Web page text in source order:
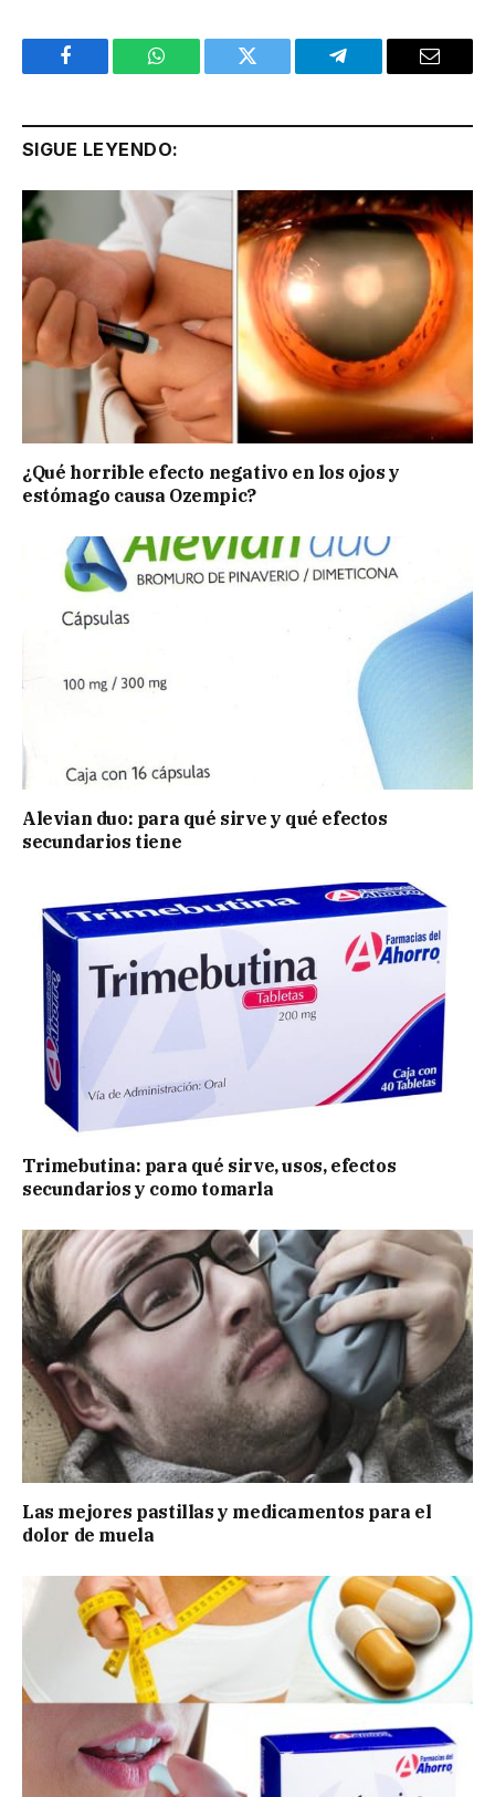
Facebook WhatsApp Twitter Telegram Email
SIGUE LEYENDO:
¿Qué horrible efecto negativo en los ojos y
estómago causa Ozempic?
Alevian duo: para qué sirve y qué efectos
secundarios tiene
Trimebutina: para qué sirve, usos, efectos
secundarios y como tomarla
Las mejores pastillas y medicamentos para el
dolor de muela